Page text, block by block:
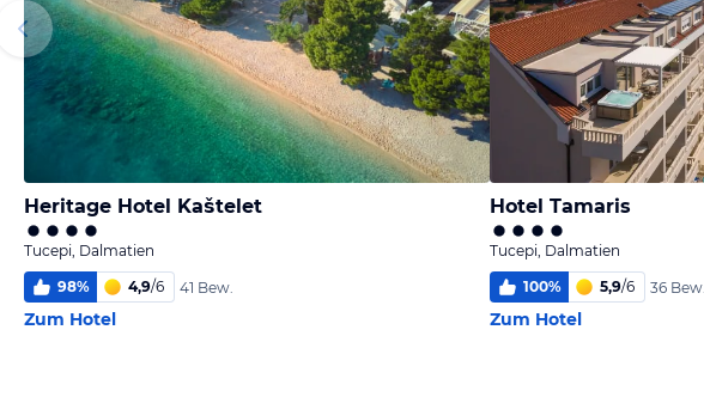
Heritage Hotel Kaštelet
Tucepi, Dalmatien
98% 4,9/6 41 Bew.
Zum Hotel
Hotel Tamaris
Tucepi, Dalmatien
100% 5,9/6 36 Bew.
Zum Hotel